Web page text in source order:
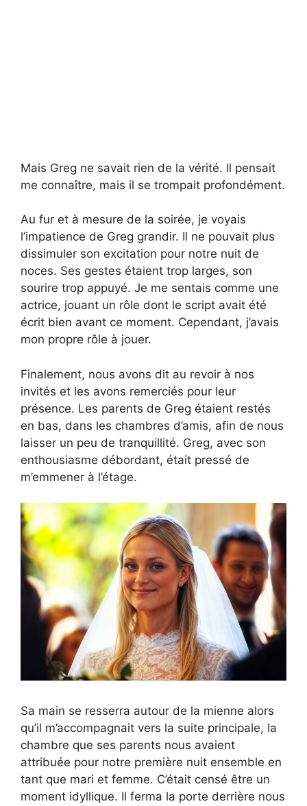
Mais Greg ne savait rien de la vérité. Il pensait
me connaître, mais il se trompait profondément.
Au fur et à mesure de la soirée, je voyais
l’impatience de Greg grandir. Il ne pouvait plus
dissimuler son excitation pour notre nuit de
noces. Ses gestes étaient trop larges, son
sourire trop appuyé. Je me sentais comme une
actrice, jouant un rôle dont le script avait été
écrit bien avant ce moment. Cependant, j’avais
mon propre rôle à jouer.
Finalement, nous avons dit au revoir à nos
invités et les avons remerciés pour leur
présence. Les parents de Greg étaient restés
en bas, dans les chambres d’amis, afin de nous
laisser un peu de tranquillité. Greg, avec son
enthousiasme débordant, était pressé de
m’emmener à l’étage.
Sa main se resserra autour de la mienne alors
qu’il m’accompagnait vers la suite principale, la
chambre que ses parents nous avaient
attribuée pour notre première nuit ensemble en
tant que mari et femme. C’était censé être un
moment idyllique. Il ferma la porte derrière nous